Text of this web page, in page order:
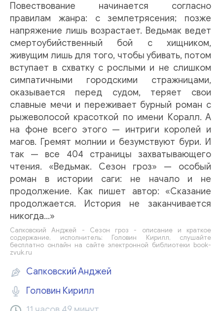
Повествование начинается согласно
правилам жанра: с землетрясения; позже
напряжение лишь возрастает. Ведьмак ведет
смертоубийственный бой с хищником,
живущим лишь для того, чтобы убивать, потом
вступает в схватку с рослыми и не слишком
симпатичными городскими стражницами,
оказывается перед судом, теряет свои
славные мечи и переживает бурный роман с
рыжеволосой красоткой по имени Коралл. А
на фоне всего этого — интриги королей и
магов. Гремят молнии и безумствуют бури. И
так — все 404 страницы захватывающего
чтения. «Ведьмак. Сезон гроз» — особый
роман в истории саги: не начало и не
продолжение. Как пишет автор: «Сказание
продолжается. История не заканчивается
никогда...»
Сапковский Анджей - Сезон гроз - описание и краткое
содержание, исполнитель: Головин Кирилл, слушайте
бесплатно онлайн на сайте электронной библиотеки book-
zvuk.ru
Сапковский Анджей
Головин Кирилл